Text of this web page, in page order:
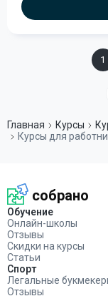
1
Главная Курсы
Курсы для
собрано
Обучение
Онлайн-школы
Отзывы
Скидки на курсы
Статьи
Спорт
Легальные
Отзывы